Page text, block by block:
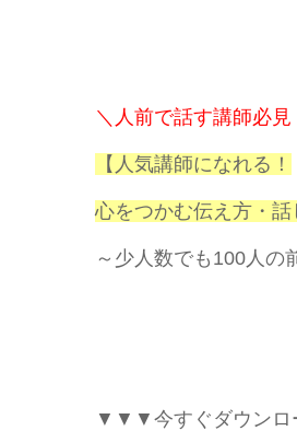
＼人前で話す講師必
【人気講師になれる！
心をつかむ伝え方・話
～少人数でも100人の
▼▼▼今すぐダウン